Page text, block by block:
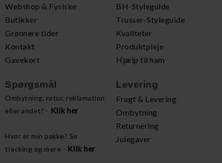
Webshop & Fysiske
Butikker
Grønnere tider
Kontakt
Gavekort
BH-Styleguide
Trusser-Styleguide
Kvaliteter
Produktpleje
Hjælp til ham
Spørgsmål
Ombytning, retur, reklamation
eller andet? - Klik her
Hvor er min pakke? Se
tracking og mere - Klik her
Levering
Fragt & Levering
Ombytning
Returnering
Julegaver